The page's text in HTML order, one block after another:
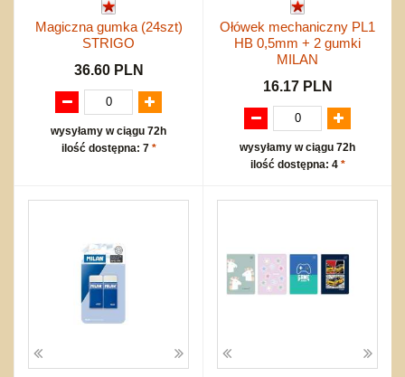
Magiczna gumka (24szt)
STRIGO
36.60 PLN
wysyłamy w ciągu 72h
ilość dostępna: 7 *
Ołówek mechaniczny PL1
HB 0,5mm + 2 gumki
MILAN
16.17 PLN
wysyłamy w ciągu 72h
ilość dostępna: 4 *